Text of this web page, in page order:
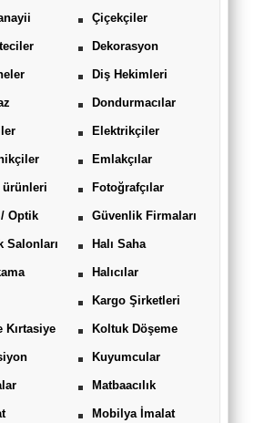
Çiçekçiler
Dekorasyon
Diş Hekimleri
Dondurmacılar
Elektrikçiler
Emlakçılar
ürünleri Fotoğrafçılar
Optik Güvenlik Firmaları
Salonları Halı Saha
Halıcılar
Kargo Şirketleri
Kırtasiye Koltuk Döşeme
Kuyumcular
Matbaacılık
Mobilya İmalat